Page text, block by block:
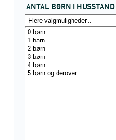
ANTAL BØRN I HUSSTAND